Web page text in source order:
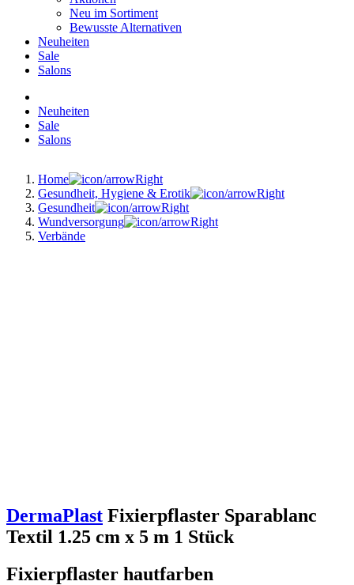
Neu im Sortiment
Bewusste Alternativen
Neuheiten
Sale
Salons
Neuheiten
Sale
Salons
Home
Gesundheit, Hygiene & Erotik
Gesundheit
Wundversorgung
Verbände
DermaPlast Fixierpflaster Sparablanc
Textil 1.25 cm x 5 m 1 Stück
Fixierpflaster hautfarben